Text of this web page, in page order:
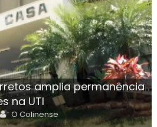
amplia permanência
na UTI
Author
O Colinense